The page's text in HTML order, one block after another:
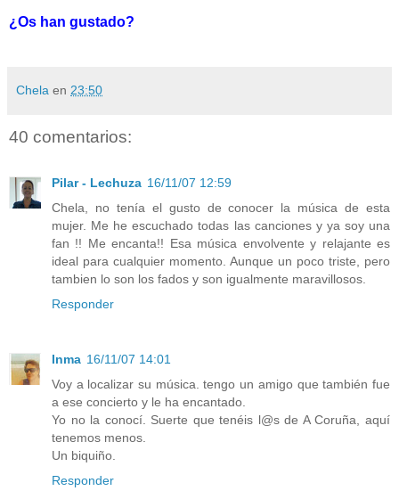
¿Os han gustado?
Chela en 23:50
40 comentarios:
Pilar - Lechuza 16/11/07 12:59
Chela, no tenía el gusto de conocer la música de esta
mujer. Me he escuchado todas las canciones y ya soy una
fan !! Me encanta!! Esa música envolvente y relajante es
ideal para cualquier momento. Aunque un poco triste, pero
tambien lo son los fados y son igualmente maravillosos.
Responder
Inma 16/11/07 14:01
Voy a localizar su música. tengo un amigo que también fue
a ese concierto y le ha encantado.
Yo no la conocí. Suerte que tenéis l@s de A Coruña, aquí
tenemos menos.
Un biquiño.
Responder